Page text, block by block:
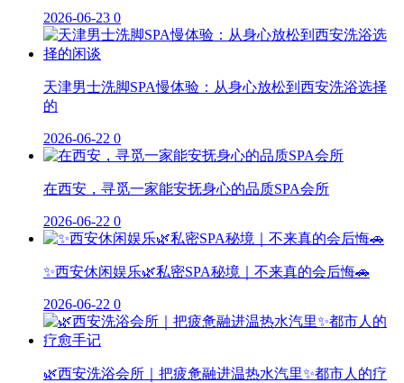
2026-06-23 0
天津男士洗脚SPA慢体验：从身心放松到西安洗浴选择
的
2026-06-22 0
在西安，寻觅一家能安抚身心的品质SPA会所
2026-06-22 0
✨西安休闲娱乐🌿私密SPA秘境｜不来真的会后悔🚗
2026-06-22 0
🌿西安洗浴会所｜把疲惫融进温热水汽里✨都市人的疗